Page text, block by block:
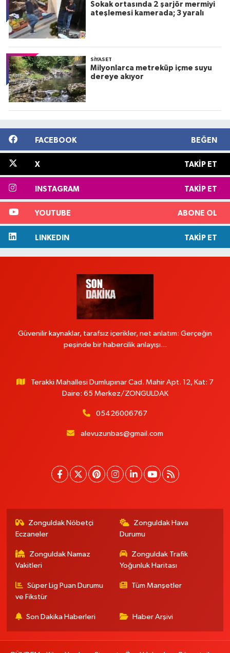
Sokak ortasında 2 şarjör mermiyi
ateşlemesi kamerada; 3 yaralı
SIYASET
Milyonlarca metreküp içme suyu
dereye akıyor
FACEBOOK BEĞEN
X TAKIP ET
INSTAGRAM TAKIP ET
YOUTUBE ABONE OL
LINKEDIN TAKIP ET
Güvenilir kaynaklar, tarafsız içerikler, net anlatım: Gerçeğin
peşinde bir habercilik anlayışı...
Terakki Mahallesi Dumlupınar Cad. Mahir Apt. 12, Kat: 7
Daire: 65 Merkez/ZONGULDAK
05426006767
alevuzunbas@gmail.com
Zonguldak Nöbetçi
Eczaneler
Zonguldak Hava
Durumu
Zonguldak Namaz
Vakitleri
Zonguldak Trafik
Yoğunluk Haritası
Süper Lig Puan Durumu
ve Fikstür
Tüm Manşetler
Son Dakika Haberleri Haber Arşivi